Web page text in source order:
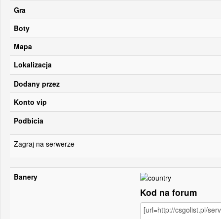
Gra
Boty
Mapa
Lokalizacja
Dodany przez
Konto vip
Podbicia
Zagraj na serwerze
Banery
Kod na forum